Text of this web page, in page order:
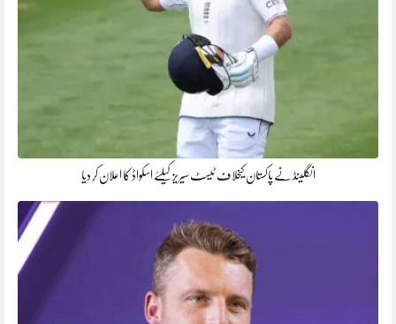
انگلینڈ نے پاکستان کیخلاف ٹیسٹ سیریز کیلئے اسکواڈ کا اعلان کر دیا